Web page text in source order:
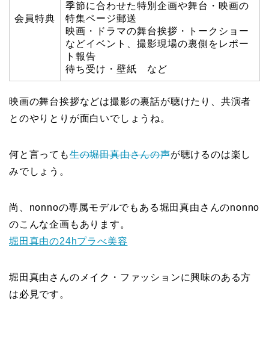
会員特典
季節に合わせた特別企画や舞台・映画の
特集ページ郵送
映画・ドラマの舞台挨拶・トークショー
などイベント、撮影現場の裏側をレポー
ト報告
待ち受け・壁紙 など
映画の舞台挨拶などは撮影の裏話が聴けたり、共演者
とのやりとりが面白いでしょうね。
何と言っても生の堀田真由さんの声が聴けるのは楽し
みでしょう。
尚、nonnoの専属モデルでもある堀田真由さんのnonno
のこんな企画もあります。
堀田真由の24hプラべ美容
堀田真由さんのメイク・ファッションに興味のある方
は必見です。